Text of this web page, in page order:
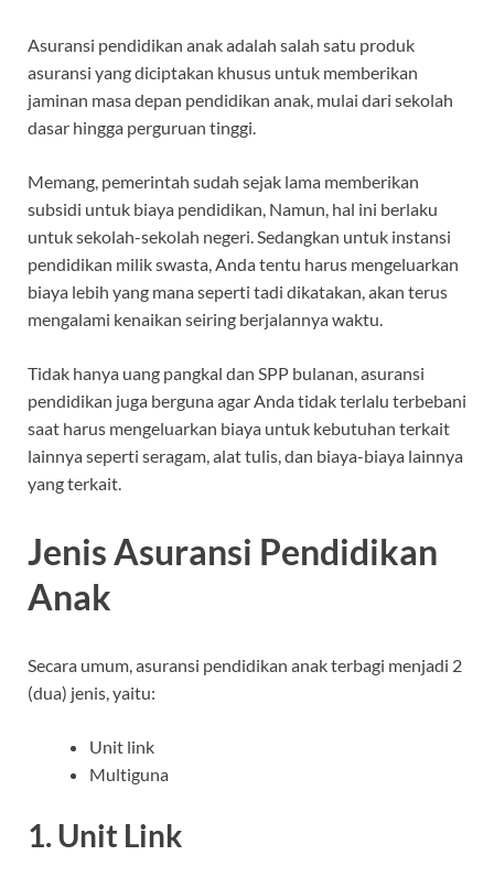
Asuransi pendidikan anak adalah salah satu produk
asuransi yang diciptakan khusus untuk memberikan
jaminan masa depan pendidikan anak, mulai dari sekolah
dasar hingga perguruan tinggi.
Memang, pemerintah sudah sejak lama memberikan
subsidi untuk biaya pendidikan, Namun, hal ini berlaku
untuk sekolah-sekolah negeri. Sedangkan untuk instansi
pendidikan milik swasta, Anda tentu harus mengeluarkan
biaya lebih yang mana seperti tadi dikatakan, akan terus
mengalami kenaikan seiring berjalannya waktu.
Tidak hanya uang pangkal dan SPP bulanan, asuransi
pendidikan juga berguna agar Anda tidak terlalu terbebani
saat harus mengeluarkan biaya untuk kebutuhan terkait
lainnya seperti seragam, alat tulis, dan biaya-biaya lainnya
yang terkait.
Jenis Asuransi Pendidikan
Anak
Secara umum, asuransi pendidikan anak terbagi menjadi 2
(dua) jenis, yaitu:
Unit link
Multiguna
1. Unit Link